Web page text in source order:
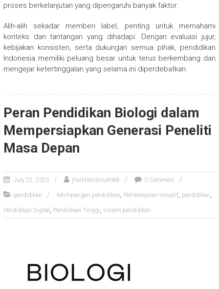
proses berkelanjutan yang dipengaruhi banyak faktor.
Alih-alih sekadar memberi label, penting untuk memahami
konteks dan tantangan yang dihadapi. Dengan evaluasi jujur,
kebijakan konsisten, serta dukungan semua pihak, pendidikan
Indonesia memiliki peluang besar untuk terus berkembang dan
mengejar ketertinggalan yang selama ini diperdebatkan.
Peran Pendidikan Biologi dalam
Mempersiapkan Generasi Peneliti
Masa Depan
July 22, 2025 jharkhandmukti88 0 Comment
pendidikan ketimpangan pendidikan, Pembelajaran Inovatif, pendidikan,
Pendidikan Digital , Pendidikan Tinggi, sistem pendidikan